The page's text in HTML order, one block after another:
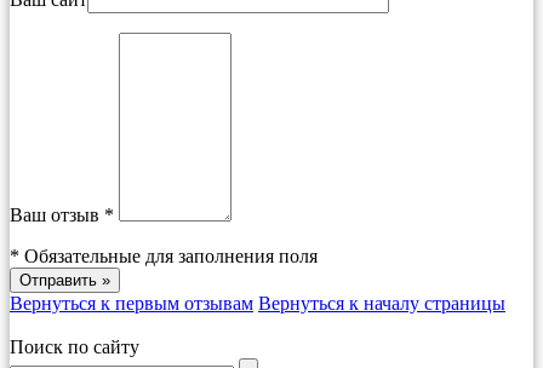
Ваш отзыв *
* Обязательные для заполнения поля
Вернуться к первым отзывам Вернуться к началу страницы
Поиск по сайту